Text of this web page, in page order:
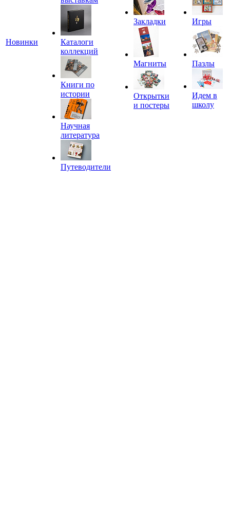
Новинки
Каталоги
коллекций
Книги по
истории
Научная
литература
Путеводители
Закладки
Магниты
Открытки
и постеры
Игры
Пазлы
Идем в
школу